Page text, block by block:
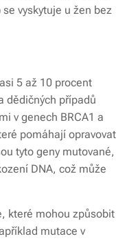
vyskytuje u žen bez
5 až 10 procent
dědičných případů
v genech BRCA1 a
pomáhají opravovat
tyto geny mutované,
DNA, což může
které mohou způsobit
mutace v